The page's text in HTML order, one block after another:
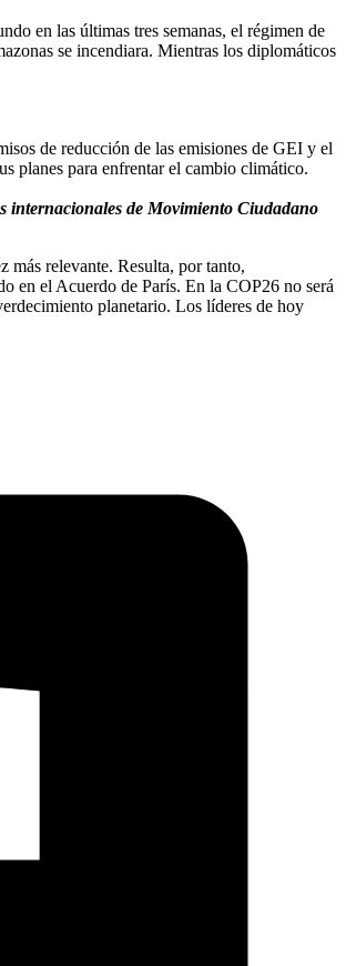
en las últimas tres semanas, el régimen de
se incendiara. Mientras los diplomáticos
de reducción de las emisiones de GEI y el
planes para enfrentar el cambio climático.
internacionales de Movimiento Ciudadano
más relevante. Resulta, por tanto,
en el Acuerdo de París. En la COP26 no será
planetario. Los líderes de hoy